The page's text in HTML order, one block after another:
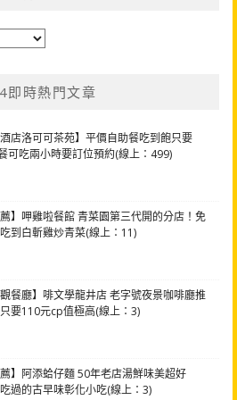
即時熱門文章
酒店洛可可茶苑】平價自助餐吃到飽只要
可吃兩小時要訂位預約(線上：499)
薦】呷雞啦餐館 青菜園第三代開的分店！免
到白斬雞炒青菜(線上：11)
觀餐廳】啡文學龍井店 老字號夜景咖啡廳推
要110元cp值極高(線上：3)
薦】阿添蛤仔麵 50年老店湯鮮味美超好
過的古早味彰化小吃(線上：3)